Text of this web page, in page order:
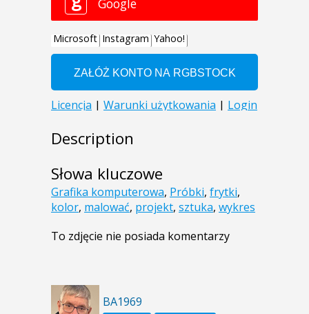
Description
Słowa kluczowe
Grafika komputerowa, Próbki, frytki,
kolor, malować, projekt, sztuka, wykres
To zdjęcie nie posiada komentarzy
BA1969